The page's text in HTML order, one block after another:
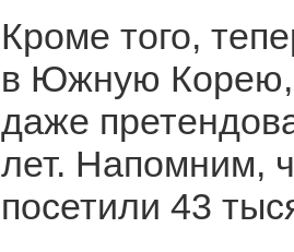
Кроме того,
в Южную Корею,
даже
лет. Напомним,
посетили 43